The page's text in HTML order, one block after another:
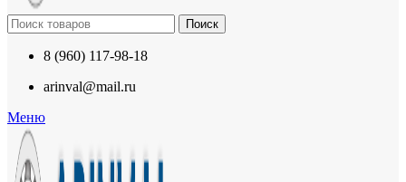
Поиск
8 (960) 117-98-18
arinval@mail.ru
Меню